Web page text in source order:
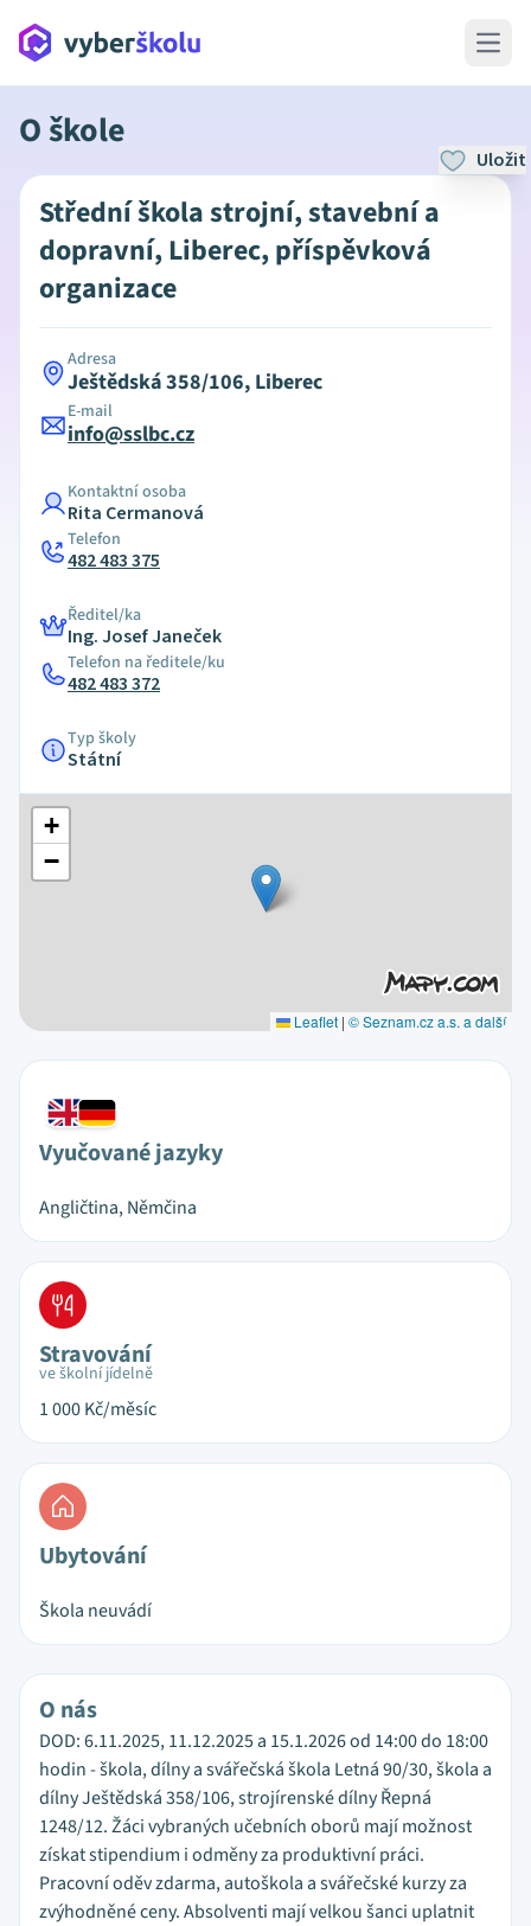
Open
O škole
Uložit
Střední škola strojní, stavební a
dopravní, Liberec, příspěvková
organizace
Adresa
Ještědská 358/106, Liberec
E-mail
info@sslbc.cz
Kontaktní osoba
Rita Cermanová
Telefon
482 483 375
Ředitel/ka
Ing. Josef Janeček
Telefon na ředitele/ku
482 483 372
Typ školy
Státní
+
−
Leaflet | © Seznam.cz a.s. a další
Vyučované jazyky
Angličtina, Němčina
Stravování
ve školní jídelně
1 000Kč/měsíc
Ubytování
Škola neuvádí
O nás
DOD: 6.11.2025, 11.12.2025 a 15.1.2026 od 14:00 do 18:00
hodin - škola, dílny a svářečská škola Letná 90/30, škola a
dílny Ještědská 358/106, strojírenské dílny Řepná
1248/12. Žáci vybraných učebních oborů mají možnost
získat stipendium i odměny za produktivní práci.
Pracovní oděv zdarma, autoškola a svářečské kurzy za
zvýhodněné ceny. Absolventi mají velkou šanci uplatnit